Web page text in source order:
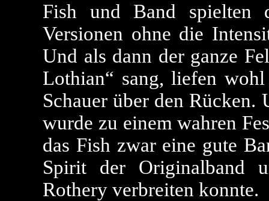
Fish und Band spielten
Versionen ohne die
Und als dann der ganze
Lothian“ sang, liefen
Schauer über den Rücken.
wurde zu einem wahren
das Fish zwar eine gute
Spirit der Originalband
Rothery verbreiten konnte.